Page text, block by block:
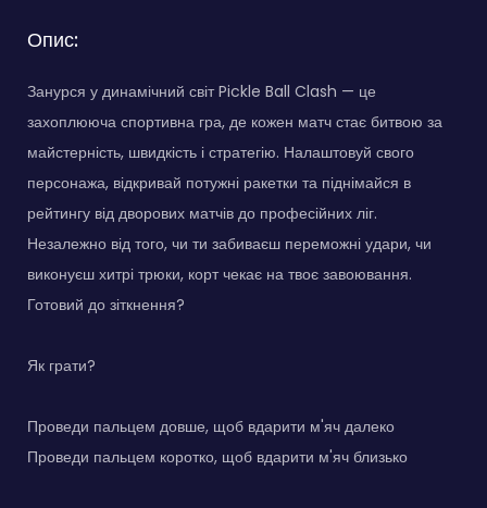
Опис:
Занурся у динамічний світ Pickle Ball Clash — це
захоплююча спортивна гра, де кожен матч стає битвою за
майстерність, швидкість і стратегію. Налаштовуй свого
персонажа, відкривай потужні ракетки та піднімайся в
рейтингу від дворових матчів до професійних ліг.
Незалежно від того, чи ти забиваєш переможні удари, чи
виконуєш хитрі трюки, корт чекає на твоє завоювання.
Готовий до зіткнення?
Як грати?
Проведи пальцем довше, щоб вдарити м'яч далеко
Проведи пальцем коротко, щоб вдарити м'яч близько